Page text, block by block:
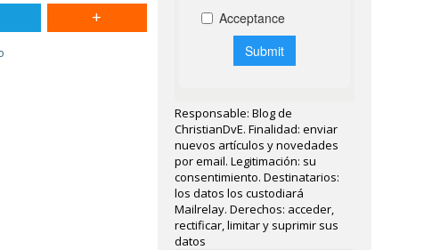
Responsable: Blog de
ChristianDvE. Finalidad: enviar
nuevos artículos y novedades
por email. Legitimación: su
consentimiento. Destinatarios:
los datos los custodiará
Mailrelay. Derechos: acceder,
rectificar, limitar y suprimir sus
datos